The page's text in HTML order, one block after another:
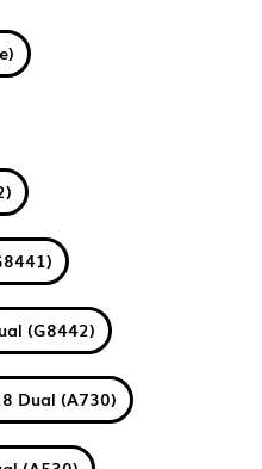
(G8442)
Dual (A730)